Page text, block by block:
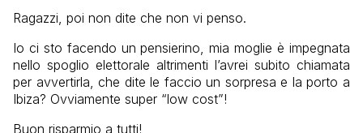
Ragazzi, poi non dite che non vi penso.
Io ci sto facendo un pensierino, mia moglie è impegnata
nello spoglio elettorale altrimenti l’avrei subito chiamata
per avvertirla, che dite le faccio un sorpresa e la porto a
Ibiza? Ovviamente super “low cost”!
Buon risparmio a tutti!